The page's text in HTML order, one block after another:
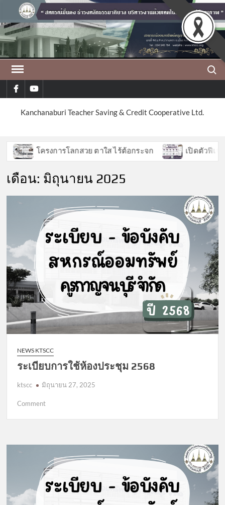
content
facebookyoutube
Kanchanaburi Teacher Saving & Credit Cooperative Ltd.
โครงการโลกสวย ตาใส ไร้ต้อกระจก เปิดตัวฟีเจอร์ใหม่
เดือน: มิถุนายน 2025
NEWS KTSCC
ระเบียบการใช้ห้องประชุม 2568
ktscc มิถุนายน 27, 2025
Commenton
ห้อง
ประชุม
2568